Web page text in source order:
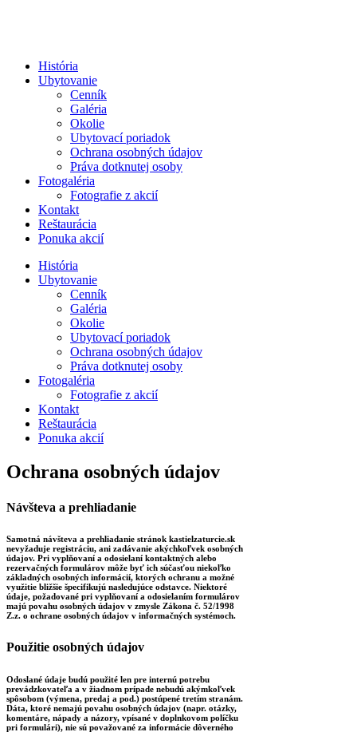
História
Ubytovanie
Cenník
Galéria
Okolie
Ubytovací poriadok
Ochrana osobných údajov
Práva dotknutej osoby
Fotogaléria
Fotografie z akcií
Kontakt
Reštaurácia
Ponuka akcií
História
Ubytovanie
Cenník
Galéria
Okolie
Ubytovací poriadok
Ochrana osobných údajov
Práva dotknutej osoby
Fotogaléria
Fotografie z akcií
Kontakt
Reštaurácia
Ponuka akcií
Ochrana osobných údajov
Návšteva a prehliadanie
Samotná návšteva a prehliadanie stránok kastielzaturcie.sk
nevyžaduje registráciu, ani zadávanie akýchkoľvek osobných
údajov. Pri vyplňovaní a odosielaní kontaktných alebo
rezervačných formulárov môže byť ich súčasťou niekoľko
základných osobných informácií, ktorých ochranu a možné
využitie bližšie špecifikujú nasledujúce odstavce. Niektoré
údaje, požadované pri vyplňovaní a odosielaním formulárov
majú povahu osobných údajov v zmysle Zákona č. 52/1998
Z.z. o ochrane osobných údajov v informačných systémoch.
Použitie osobných údajov
Odoslané údaje budú použité len pre internú potrebu
prevádzkovateľa a v žiadnom prípade nebudú akýmkoľvek
spôsobom (výmena, predaj a pod.) postúpené tretím stranám.
Dáta, ktoré nemajú povahu osobných údajov (napr. otázky,
komentáre, nápady a názory, vpísané v doplnkovom políčku
pri formulári), nie sú považované za informácie dôverného